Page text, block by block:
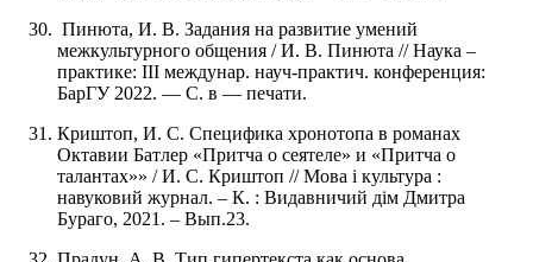
Пинюта, И. В. Задания на развитие умений
межкультурного общения / И. В. Пинюта // Наука –
практике: III междунар. науч-практич. конференция:
БарГУ 2022. — С. в — печати.
Криштоп, И. С. Специфика хронотопа в романах
Октавии Батлер «Пpитча о сеятеле» и «Притча о
талантах»» / И. С. Криштоп // Мова і культура :
навуковий журнал. – К. : Видавничий дім Дмитра
Бураго, 2021. – Вып.23.